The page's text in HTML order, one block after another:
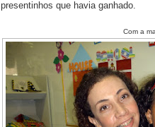
presentinhos que havia ganhado.
Com a